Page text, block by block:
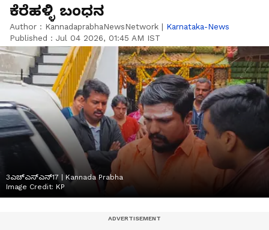
ಕೆರೆಹಳ್ಳಿ ಬಂಧನ
Author : KannadaprabhaNewsNetwork | Karnataka-News
Published : Jul 04 2026, 01:45 AM IST
3ಎಚ್ಎಸ್ಎನ್17 | Kannada Prabha
Image Credit: KP